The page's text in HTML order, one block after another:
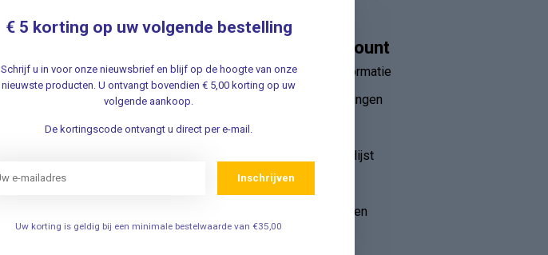
Verhuizing
Openingstijden
Persoonlijke uitleg over het gebruik van
FAQ/ Veelgestelde Vragen
Klantenservice
Mijn account
Account informatie
Mijn bestellingen
Mijn verlanglijst
Vergelijk
Alle producten
€ 5 korting op uw volgende bestelling
Schrijf u in voor onze nieuwsbrief en blijf op de hoogte van onze
nieuwste producten. U ontvangt bovendien € 5,00 korting op uw
volgende aankoop.
De kortingscode ontvangt u direct per e-mail.
Inschrijven
Uw korting is geldig bij een minimale bestelwaarde van €35,00